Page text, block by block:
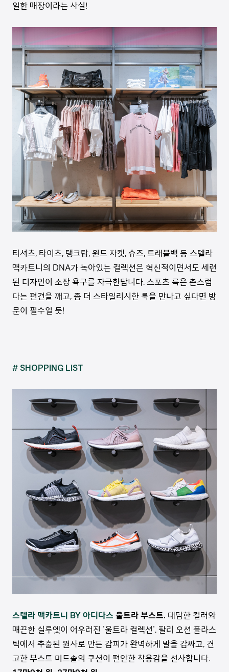
일한 매장이라는 사실!
티셔츠, 타이츠, 탱크탑, 윈드 자켓, 슈즈, 트래블백 등 스텔라
맥카트니의 DNA가 녹아있는 컬렉션은 혁신적이면서도 세련
된 디자인이 소장 욕구를 자극한답니다. 스포츠 룩은 촌스럽
다는 편견을 깨고, 좀 더 스타일리시한 룩을 만나고 싶다면 방
문이 필수일 듯!
# SHOPPING LIST
스텔라 맥카트니 BY 아디다스 울트라 부스트. 대담한 컬러와
매끈한 실루엣이 어우러진 '울트라 컬렉션'. 팔리 오션 플라스
틱에서 추출된 원사로 만든 갑피가 완벽하게 발을 감싸고, 견
고한 부스트 미드솔의 쿠션이 편안한 착용감을 선사합니다.